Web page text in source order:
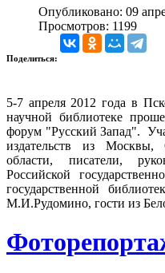
Опубликовано: 09
Просмотров: 1199
Поделиться:
5-7 апреля 2012 года в
научной библиотеке
форум "Русский Запад".
издательств из Москвы,
области, писатели,
Российской
государственной
М.И.Рудомино, гости из